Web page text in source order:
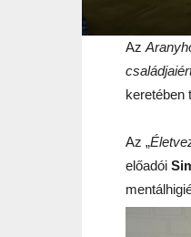
Az
keretében
Az „
előadói